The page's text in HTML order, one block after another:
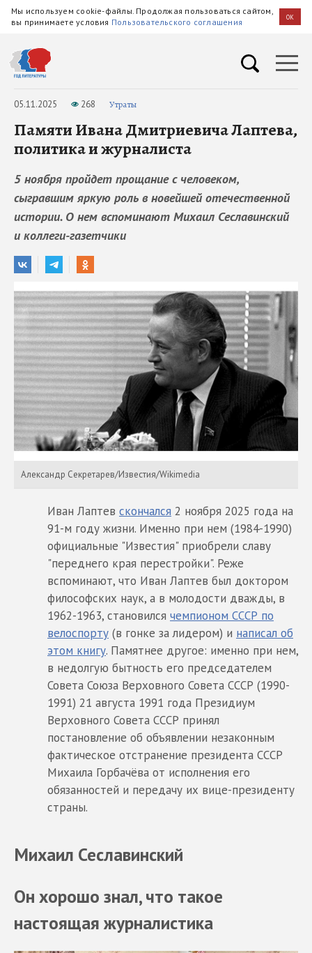
Мы используем cookie-файлы. Продолжая пользоваться сайтом,
вы принимаете условия Пользовательского соглашения OK
05.11.2025 268 Утраты
Памяти Ивана Дмитриевича Лаптева,
политика и журналиста
5 ноября пройдет прощание с человеком,
сыгравшим яркую роль в новейшей отечественной
истории. О нем вспоминают Михаил Сеславинский
и коллеги-газетчики
Александр Секретарев/Известия/Wikimedia
Иван Лаптев скончался 2 ноября 2025 года на
91-м году жизни. Именно при нем (1984-1990)
официальные "Известия" приобрели славу
"переднего края перестройки". Реже
вспоминают, что Иван Лаптев был доктором
философских наук, а в молодости дважды, в
1962-1963, становился чемпионом СССР по
велоспорту (в гонке за лидером) и написал об
этом книгу. Памятнее другое: именно при нем,
в недолгую бытность его председателем
Совета Союза Верховного Совета СССР (1990-
1991) 21 августа 1991 года Президиум
Верховного Совета СССР принял
постановление об объявлении незаконным
фактическое отстранение президента СССР
Михаила Горбачёва от исполнения его
обязанностей и передачу их вице-президенту
страны.
Михаил Сеславинский
Он хорошо знал, что такое
настоящая журналистика